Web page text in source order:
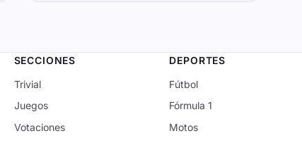
SECCIONES
Trivial
Juegos
Votaciones
DEPORTES
Fútbol
Fórmula 1
Motos